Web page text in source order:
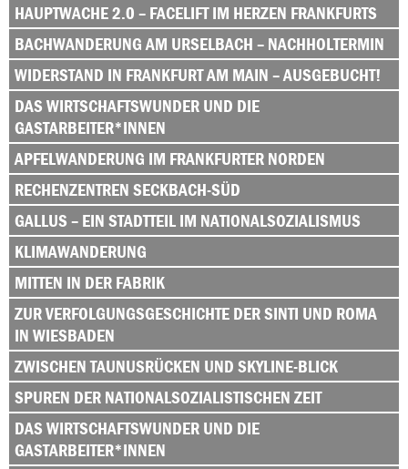
HAUPTWACHE 2.0 – FACELIFT IM HERZEN FRANKFURTS
BACHWANDERUNG AM URSELBACH – NACHHOLTERMIN
WIDERSTAND IN FRANKFURT AM MAIN – AUSGEBUCHT!
DAS WIRTSCHAFTSWUNDER UND DIE
GASTARBEITER*INNEN
APFELWANDERUNG IM FRANKFURTER NORDEN
RECHENZENTREN SECKBACH-SÜD
GALLUS – EIN STADTTEIL IM NATIONALSOZIALISMUS
KLIMAWANDERUNG
MITTEN IN DER FABRIK
ZUR VERFOLGUNGSGESCHICHTE DER SINTI UND ROMA
IN WIESBADEN
ZWISCHEN TAUNUSRÜCKEN UND SKYLINE-BLICK
SPUREN DER NATIONALSOZIALISTISCHEN ZEIT
DAS WIRTSCHAFTSWUNDER UND DIE
GASTARBEITER*INNEN